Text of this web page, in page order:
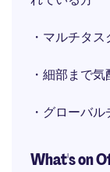
・マルチタ
・細部まで
・グローバ
What's on